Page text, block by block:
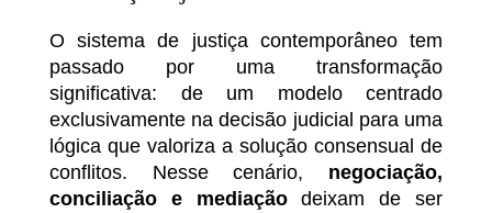
O sistema de justiça contemporâneo tem
passado por uma transformação
significativa: de um modelo centrado
exclusivamente na decisão judicial para uma
lógica que valoriza a solução consensual de
conflitos. Nesse cenário, negociação,
conciliação e mediaçãodeixam de ser